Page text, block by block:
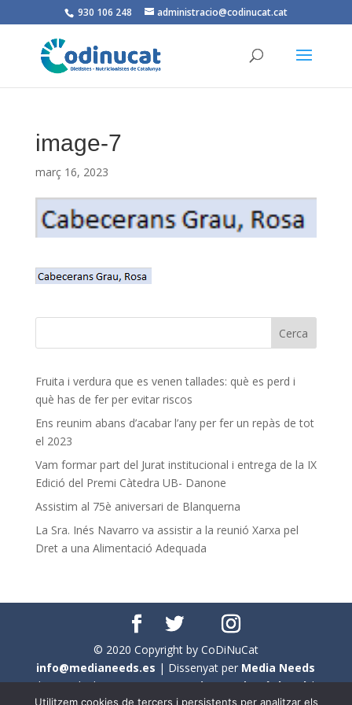
930 106 248 administracio@codinucat.cat
image-7
març 16, 2023
Fruita i verdura que es venen tallades: què es perd i
què has de fer per evitar riscos
Ens reunim abans d’acabar l’any per fer un repàs de tot
el 2023
Vam formar part del Jurat institucional i entrega de la IX
Edició del Premi Càtedra UB- Danone
Assistim al 75è aniversari de Blanquerna
La Sra. Inés Navarro va assistir a la reunió Xarxa pel
Dret a una Alimentació Adequada
© 2020 Copyright by CoDiNuCat
info@medianeeds.es | Dissenyat per Media Needs
| Tots els drets reservats aCoDiNuCat |Avís legal|
Utilitzem cookies de tercers i persistents per analitzar els